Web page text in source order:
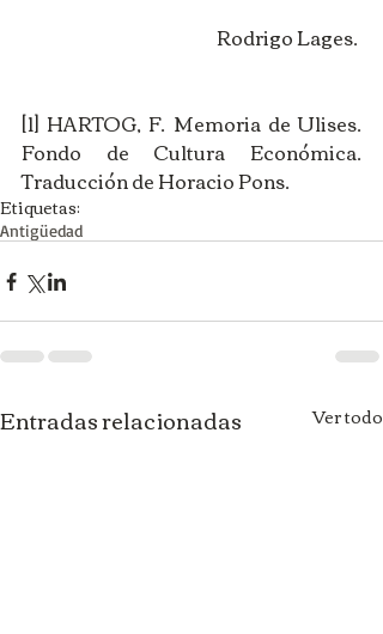
Rodrigo Lages.
[1] HARTOG, F. Memoria de Ulises.
Fondo de Cultura Económica.
Traducción de Horacio Pons.
Etiquetas:
Antigüedad
Entradas relacionadas Ver todo